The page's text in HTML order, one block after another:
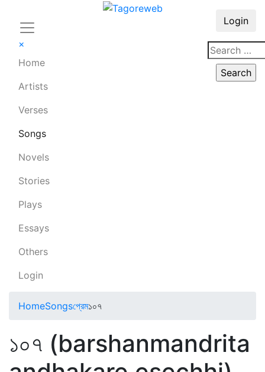
×
Home
Artists
Verses
Songs
Novels
Stories
Plays
Essays
Others
Login
Login
HomeSongsপ্রেম১০৭
১০৭ (barshanmandrita